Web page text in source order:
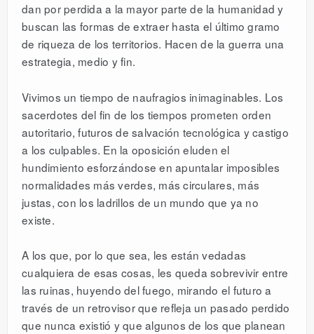
dan por perdida a la mayor parte de la humanidad y
buscan las formas de extraer hasta el último gramo
de riqueza de los territorios. Hacen de la guerra una
estrategia, medio y fin.
Vivimos un tiempo de naufragios inimaginables. Los
sacerdotes del fin de los tiempos prometen orden
autoritario, futuros de salvación tecnológica y castigo
a los culpables. En la oposición eluden el
hundimiento esforzándose en apuntalar imposibles
normalidades más verdes, más circulares, más
justas, con los ladrillos de un mundo que ya no
existe.
A los que, por lo que sea, les están vedadas
cualquiera de esas cosas, les queda sobrevivir entre
las ruinas, huyendo del fuego, mirando el futuro a
través de un retrovisor que refleja un pasado perdido
que nunca existió y que algunos de los que planean